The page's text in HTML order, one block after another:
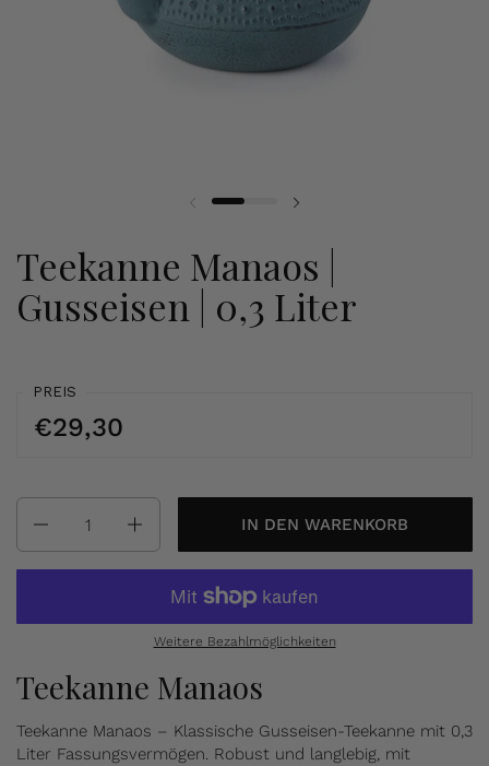
Teekanne Manaos |
Gusseisen | 0,3 Liter
PREIS
€29,30
IN DEN WARENKORB
Weitere Bezahlmöglichkeiten
Teekanne Manaos
Teekanne Manaos – Klassische Gusseisen-Teekanne mit 0,3
Liter Fassungsvermögen. Robust und langlebig, mit